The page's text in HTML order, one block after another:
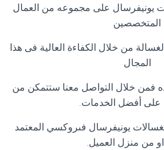
يونيفرسال على مجموعه من العمال
المتخصصين
من خلال الكفاءة العالية فى هذا
المجال
فمن خلال التواصل معنا ستتمكن من
على أفضل الخدمات
يونيفرسال فىروكسي المعتمد
من منزل العميل